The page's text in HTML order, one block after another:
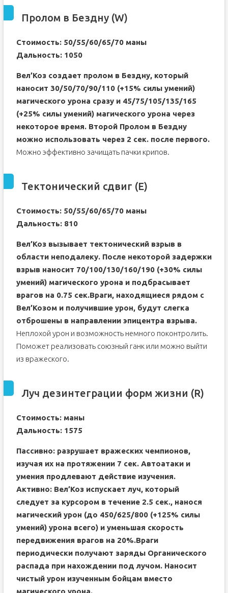
Пролом в Бездну (W)
Стоимость: 50/55/60/65/70 маны
Дальность: 1050
Вел’Коз создает пролом в Бездну, который
наносит 30/50/70/90/110 (+15% силы умений)
магического урона сразу и 45/75/105/135/165
(+25% силы умений) магического урона через
некоторое время. Второй Пролом в Бездну
можно использовать через 2 сек. после первого.
Можно эффективно зачищать пачки крипов.
Тектонический сдвиг (E)
Стоимость: 50/55/60/65/70 маны
Дальность: 810
Вел’Коз вызывает тектонический взрыв в
области неподалеку. После некоторой задержки
взрыв наносит 70/100/130/160/190 (+30% силы
умений) магического урона и подбрасывает
врагов на 0.75 сек.Враги, находящиеся рядом с
Вел’Козом и получившие урон, будут слегка
отброшены в направлении эпицентра взрыва.
Неплохой урон и возможность немного поконтролить.
Поможет реализовать союзный ганк или можно выйти
из вражеского.
Луч дезинтеграции форм жизни (R)
Стоимость: маны
Дальность: 1575
Пассивно: разрушает вражеских чемпионов,
изучая их на протяжении 7 сек. Автоатаки и
умения продлевают действие изучения.
Активно: Вел’Коз испускает луч, который
следует за курсором в течение 2.5 сек., нанося
магический урон (до 450/625/800 (+125% силы
умений) урона всего) и уменьшая скорость
передвижения врагов на 20%.Враги
периодически получают заряды Органического
распада при нахождении под лучом. Наносит
чистый урон изученным бойцам вместо
магического урона.